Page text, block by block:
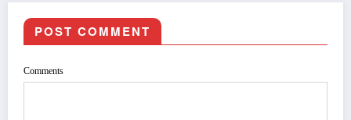
POST COMMENT
Comments